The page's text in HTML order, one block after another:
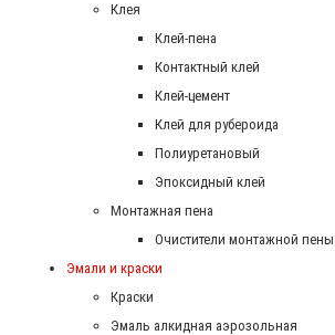
Клея
Клей-пена
Контактный клей
Клей-цемент
Клей для рубероида
Полиуретановый
Эпоксидный клей
Монтажная пена
Очистители монтажной пены
Эмали и краски
Краски
Эмаль алкидная аэрозольная